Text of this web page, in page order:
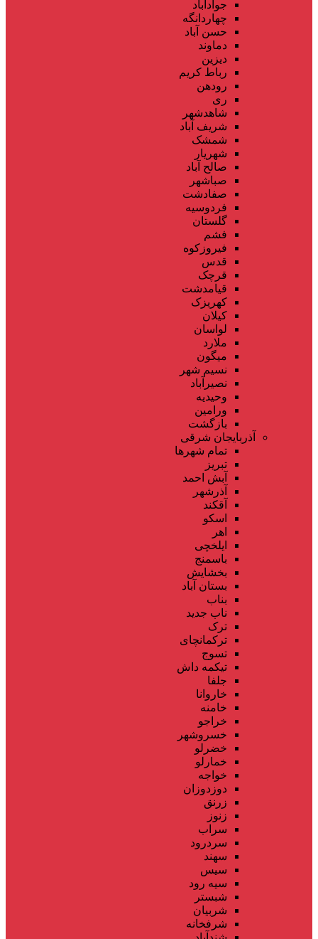
جوادآباد
چهاردانگه
حسن آباد
دماوند
دیزین
رباط کریم
رودهن
ری
شاهدشهر
شریف آباد
شمشک
شهریار
صالح آباد
صباشهر
صفادشت
فردوسیه
گلستان
فشم
فیروزکوه
قدس
قرچک
قیامدشت
کهریزک
کیلان
لواسان
ملارد
میگون
نسیم شهر
نصیرآباد
وحیدیه
ورامین
بازگشت
آذربایجان شرقی
تمام شهر‌ها
تبریز
آبش احمد
آذرشهر
آقکند
اسکو
اهر
ایلخچی
باسمنج
بخشایش
بستان آباد
بناب
ناب جدید
ترک
ترکمانچای
تسوج
تیکمه داش
جلفا
خاروانا
خامنه
خراجو
خسروشهر
خضرلو
خمارلو
خواجه
دوزدوزان
زرنق
زنوز
سراب
سردرود
سهند
سیس
سیه رود
شبستر
شربیان
شرفخانه